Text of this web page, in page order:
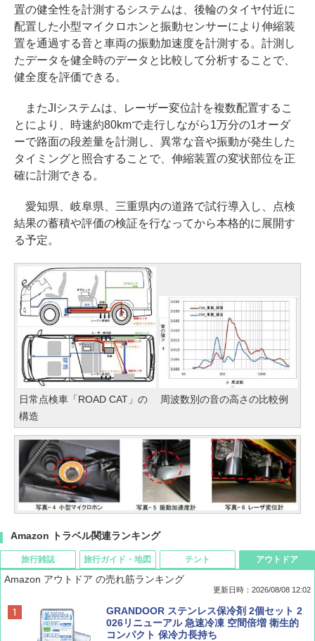
置の健全性を計測するシステムは、後輪のタイヤ付近に
配置した小型マイクロホンと振動センサーにより伸縮装
置を通過する音と車両の振動加速度を計測する。計測し
たデータを健全時のデータと比較して分析することで、
健全度を評価できる。
またJIシステムは、レーザー変位計を複数配置するこ
とにより、時速約80kmで走行しながら1万分の1オーダ
ーで路面の段差量を計測し、異常な音や振動が発生した
タイミングと照合することで、伸縮装置の変状部位を正
確に計測できる。
愛知県、岐阜県、三重県内の道路で試行導入し、点検
結果の蓄積や評価の検証を行なってから本格的に展開す
る予定。
日常点検車「ROAD CAT」の
構造
周波数別の音の高さの比較例
Amazon トラベル関連ランキング
旅行雑誌
BE-PAL(ビ-パル) 2026年 9 月号【特別付録:
SOTO ミニマル"旅"財布 ランダム2種】
旅行ガイド・地図
D40 地球の歩き方 チェンマイ タイ北部の魅
力的な町 2026～2027 地球の歩き方D アジア
テント
[キャンパーズコレクション 山善] ポップアッ
プテント 傘みたいに広げて畳める パッとサ
ッとサンシェード キューブ フルクローズ メ
アウトドア
Amazon アウトドア の売れ筋ランキング
更新日時：2026/08/08 12:02
GRANDOOR ステンレス保冷剤 2個セット 2
026リニューアル 急速冷凍 空間倍増 衛生的
コンパクト 保冷力長持ち